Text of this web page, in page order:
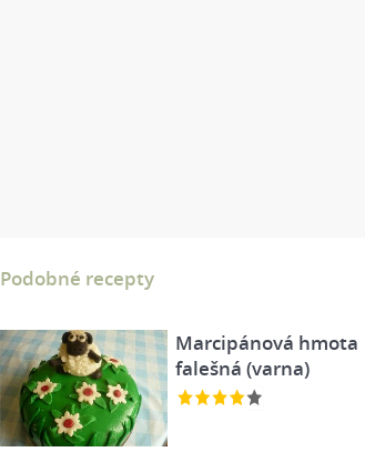
Podobné recepty
Marcipánová hmota
falešná (varna)